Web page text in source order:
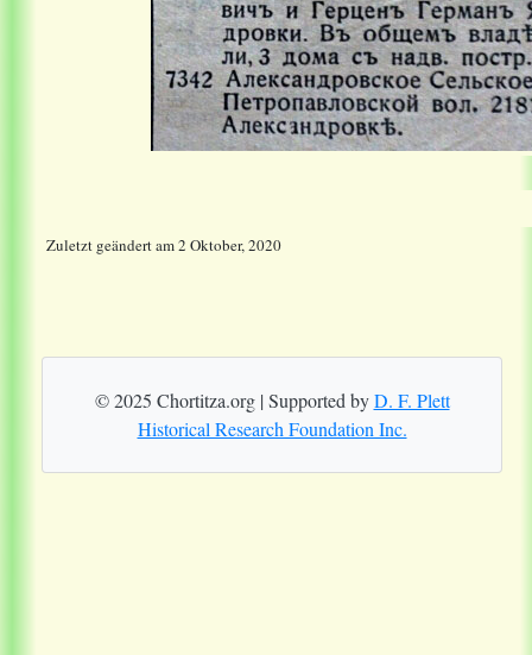
Zuletzt geändertam2 Oktober, 2020
© 2025 Chortitza.org | Supported byD. F. Plett
Historical Research Foundation Inc.